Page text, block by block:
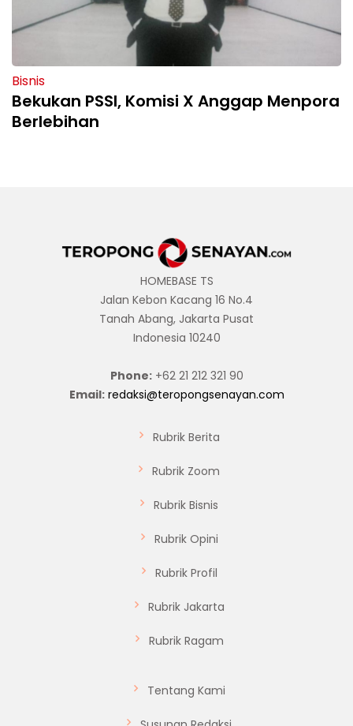
Bisnis
Bekukan PSSI, Komisi X Anggap Menpora
Berlebihan
HOMEBASE TS
Jalan Kebon Kacang 16 No.4
Tanah Abang, Jakarta Pusat
Indonesia 10240
Phone:+62 21 212 321 90
Email: redaksi@teropongsenayan.com
Rubrik Berita
Rubrik Zoom
Rubrik Bisnis
Rubrik Opini
Rubrik Profil
Rubrik Jakarta
Rubrik Ragam
Tentang Kami